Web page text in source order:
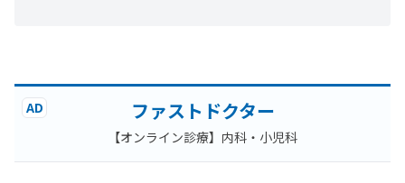
AD ファストドクター
【オンライン診療】内科・小児科